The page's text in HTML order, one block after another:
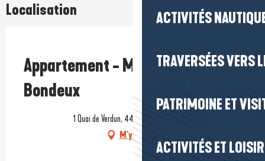
ACTIVITÉS
TRAVERSÉES VERS
PATRIMOINE ET
ACTIVITÉS ET
Localisation
Appartement - Mme Joffraud-
Bondeux
Prestataire engagé dans une démarche écoresponsable
1 Quai de Verdun, 44420 Piriac-sur-Mer
M'y rendre